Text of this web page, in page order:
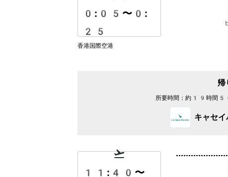
0:05 〜 0:
25
香港国際空港
帰
所要時間： 約19時間
キャセ
11:40 〜